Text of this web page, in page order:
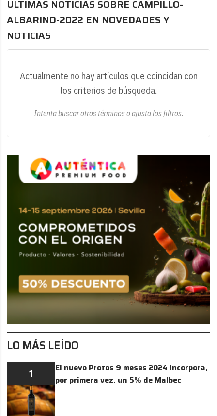
ÚLTIMAS NOTICIAS SOBRE CAMPILLO-
ALBARINO-2022 EN NOVEDADES Y
NOTICIAS
Actualmente no hay artículos que coincidan con
los criterios de búsqueda.
Intenta buscar otros términos o ajusta los filtros.
LO MÁS LEÍDO
1
El nuevo Protos 9 meses 2024 incorpora,
por primera vez, un 5% de Malbec